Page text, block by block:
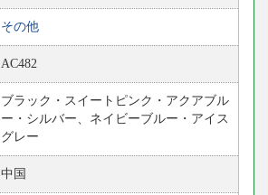
その他
AC482
ブラック・スイートピンク・アクアブル
ー・シルバー、ネイビーブルー・アイス
グレー
中国